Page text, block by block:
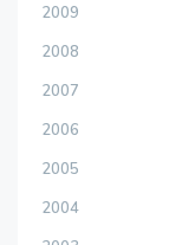
2009
2008
2007
2006
2005
2004